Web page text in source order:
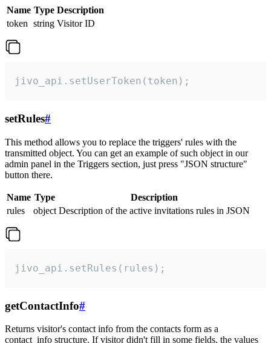
Name Type Description
token string Visitor ID
jivo_api.setUserToken(token);
setRules#
This method allows you to replace the triggers' rules with the
transmitted object. You can get an example of such object in our
admin panel in the Triggers section, just press "JSON structure"
button there.
Name Type
Description
rules
object Description of the active invitations rules in JSON
jivo_api.setRules(rules);
getContactInfo#
Returns visitor's contact info from the contacts form as a
contact_info structure. If visitor didn't fill in some fields, the values